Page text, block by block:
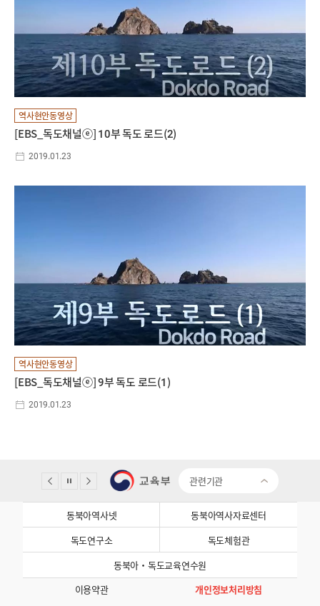
역사현안동영상
[EBS_독도채널ⓔ] 10부 독도 로드(2)
2019.01.23
역사현안동영상
[EBS_독도채널ⓔ] 9부 독도 로드(1)
2019.01.23
관련기관
동북아역사넷
동북아역사자료센터
독도연구소
독도체험관
동북아·독도교육연수원
이용약관
개인정보처리방침